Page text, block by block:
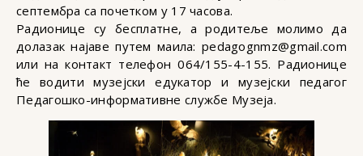
септембра са почетком у 17 часова.
Радионице су бесплатне, а родитеље молимо да
долазак најаве путем маила: pedagognmz@gmail.com
или на контакт телефон 064/155-4-155. Радионице
ће водити музејски едукатор и музејски педагог
Педагошко-информативне службе Музеја.